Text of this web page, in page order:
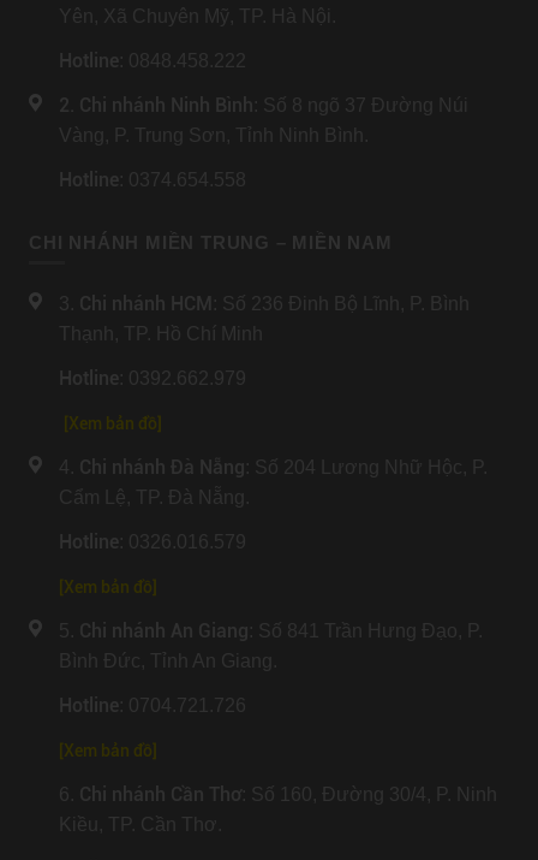
Yên, Xã Chuyên Mỹ, TP. Hà Nội.
Hotline: 0848.458.222
2. Chi nhánh Ninh Bình: Số 8 ngõ 37 Đường Núi
Vàng, P. Trung Sơn, Tỉnh Ninh Bình.
Hotline: 0374.654.558
CHI NHÁNH MIỀN TRUNG – MIỀN NAM
3. Chi nhánh HCM : Số 236 Đinh Bộ Lĩnh, P. Bình
Thạnh, TP. Hồ Chí Minh
Hotline: 0392.662.979
[Xem bản đồ]
4. Chi nhánh Đà Nẵng: Số 204 Lương Nhữ Hộc, P.
Cẩm Lệ, TP. Đà Nẵng.
Hotline: 0326.016.579
Xem bản đồ
5. Chi nhánh An Giang: Số 841 Trần Hưng Đạo, P.
Bình Đức, Tỉnh An Giang.
Hotline: 0704.721.726
Xem bản đồ
6. Chi nhánh Cần Thơ: Số 160, Đường 30/4, P. Ninh
Kiều, TP. Cần Thơ.